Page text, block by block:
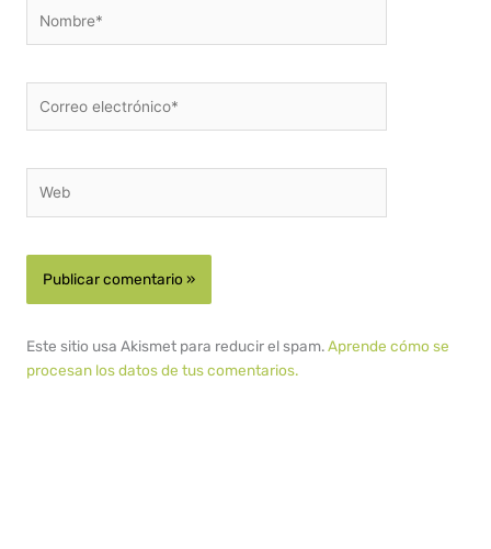
electrónico*
Este sitio usa Akismet para reducir el spam.Aprende cómo se
procesan los datos de tus comentarios.